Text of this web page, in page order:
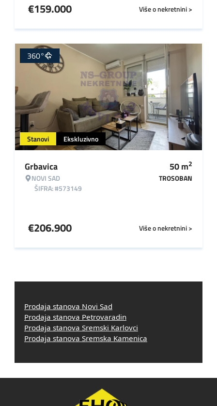
Više o nekretnini >
€159.000
Stanovi Ekskluzivno
360°
Grbavica
NOVI SAD
ŠIFRA: #573149
50m2
TROSOBAN
Više o nekretnini >
€206.900
Prodaja stanova Novi Sad
Prodaja stanova Petrovaradin
Prodaja stanova Sremski Karlovci
Prodaja stanova Sremska Kamenica